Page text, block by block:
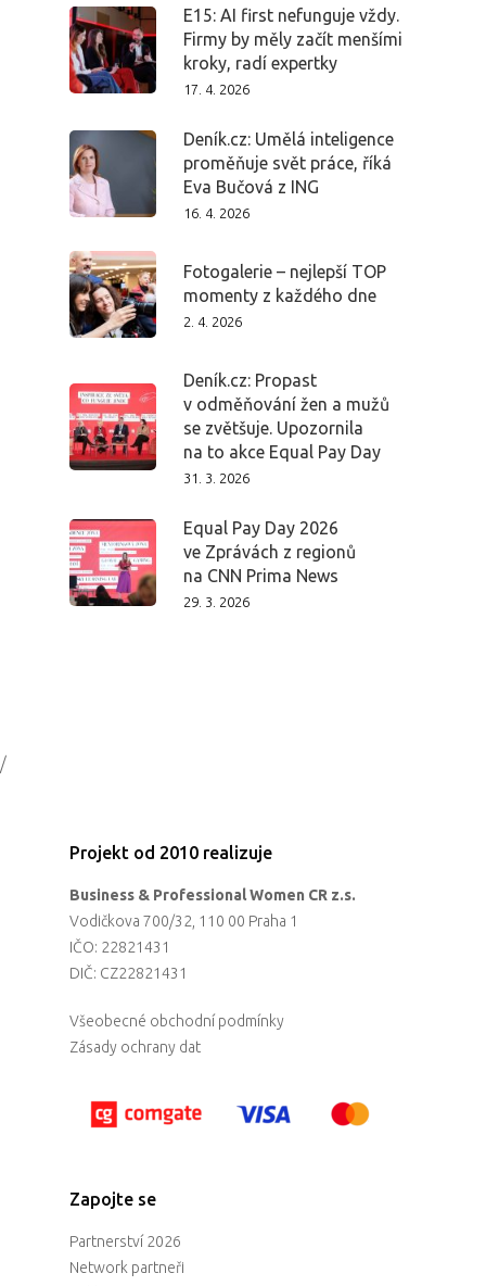
E15: AI first nefunguje vždy.
Firmy by měly začít menšími
kroky, radí expertky
17. 4. 2026
Deník.cz: Umělá inteligence
proměňuje svět práce, říká
Eva Bučová z ING
16. 4. 2026
Fotogalerie – nejlepší TOP
momenty z každého dne
2. 4. 2026
Deník.cz: Propast
v odměňování žen a mužů
se zvětšuje. Upozornila
na to akce Equal Pay Day
31. 3. 2026
Equal Pay Day 2026
ve Zprávách z regionů
na CNN Prima News
29. 3. 2026
/
Projekt od 2010 realizuje
Business & Professional Women CR z.s.
Vodičkova 700/32, 110 00 Praha 1
IČO: 22821431
DIČ: CZ22821431
Všeobecné obchodní podmínky
Zásady ochrany dat
Zapojte se
Partnerství 2026
Network partneři
Domů
Program 27.3.
Osobnosti
Dopad
Aktuality